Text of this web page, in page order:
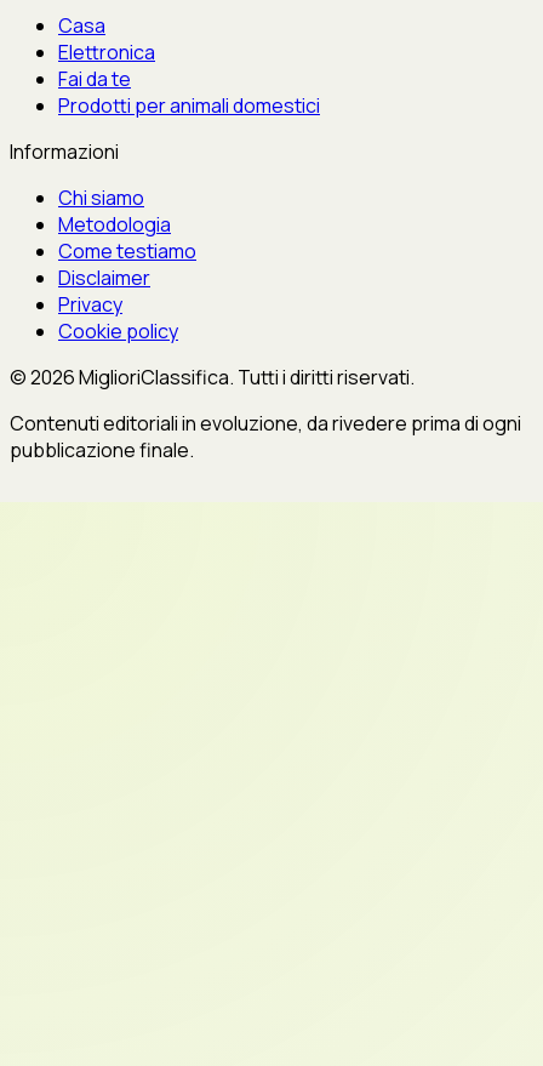
Casa
Elettronica
Fai da te
Prodotti per animali domestici
Informazioni
Chi siamo
Metodologia
Come testiamo
Disclaimer
Privacy
Cookie policy
© 2026 MiglioriClassifica. Tutti i diritti riservati.
Contenuti editoriali in evoluzione, da rivedere prima di ogni
pubblicazione finale.